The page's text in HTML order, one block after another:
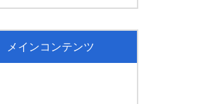
メインコンテンツ